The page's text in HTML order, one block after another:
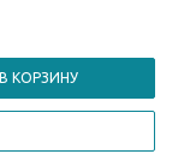
В КОРЗИНУ